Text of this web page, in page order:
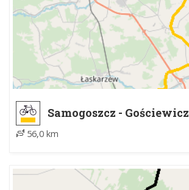
Samogoszcz - Gościewicz
56,0 km